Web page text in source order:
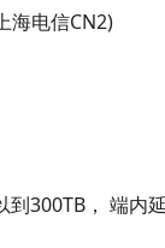
海电信CN2)
300TB， 端内